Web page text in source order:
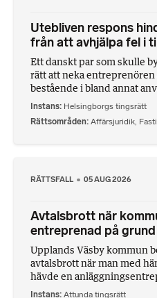
Utebliven respons
från att avhjälpa fel i
Ett danskt par som skulle
rätt att neka entreprenören
bestående i bland annat
Instans Helsingborgs tingsrätt
Rättsområden Affärsjuridik,
RÄTTSFALL 05 AUG 2026
Avtalsbrott när
entreprenad på
Upplands Väsby kommun
avtalsbrott när man med
hävde en
Instans Attunda tingsrätt